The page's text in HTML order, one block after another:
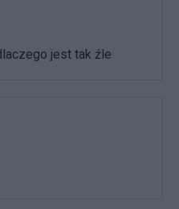
jest tak źle